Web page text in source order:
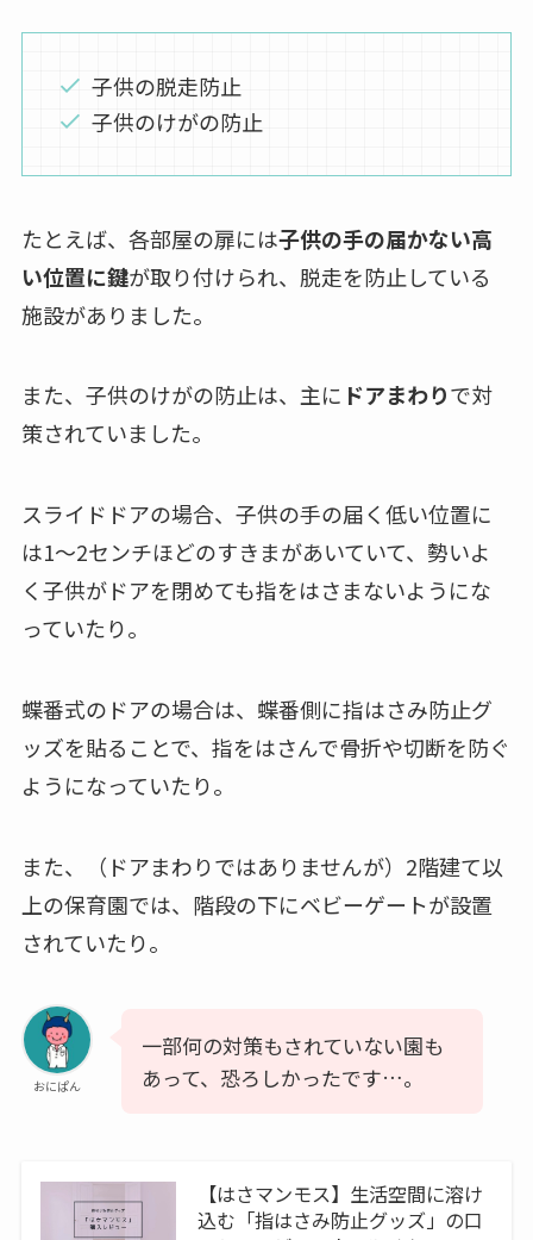
子供の脱走防止
子供のけがの防止
たとえば、各部屋の扉には子供の手の届かない高
い位置に鍵が取り付けられ、脱走を防止している
施設がありました。
また、子供のけがの防止は、主に ドアまわりで対
策されていました。
スライドドアの場合、子供の手の届く低い位置に
は1～2センチほどのすきまがあいていて、勢いよ
く子供がドアを閉めても指をはさまないようにな
っていたり。
蝶番式のドアの場合は、蝶番側に指はさみ防止グ
ッズを貼ることで、指をはさんで骨折や切断を防ぐ
ようになっていたり。
また、（ドアまわりではありませんが）2階建て以
上の保育園では、階段の下にベビーゲートが設置
されていたり。
おにぱん
一部何の対策もされていない園も
あって、恐ろしかったです…。
【はさマンモス】生活空間に溶け
込む「指はさみ防止グッズ」の口